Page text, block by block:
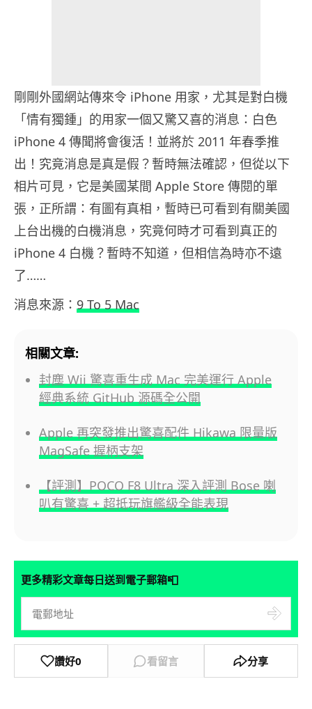
剛剛外國網站傳來令 iPhone 用家，尤其是對白機
「情有獨鍾」的用家一個又驚又喜的消息：白色
iPhone 4 傳聞將會復活！並將於 2011 年春季推
出！究竟消息是真是假？暫時無法確認，但從以下
相片可見，它是美國某間 Apple Store 傳閱的單
張，正所謂：有圖有真相，暫時已可看到有關美國
上台出機的白機消息，究竟何時才可看到真正的
iPhone 4 白機？暫時不知道，但相信為時亦不遠
了……
消息來源： 9 To 5 Mac
相關文章:
封塵 Wii 驚喜重生成 Mac 完美運行 Apple
經典系統 GitHub 源碼全公開
Apple 再突發推出驚喜配件 Hikawa 限量版
MagSafe 握柄支架
【評測】POCO F8 Ultra 深入評測 Bose 喇
叭有驚喜 + 超抵玩旗艦級全能表現
更多精彩文章每日送到電子郵箱📮
讚好0 看留言 分享